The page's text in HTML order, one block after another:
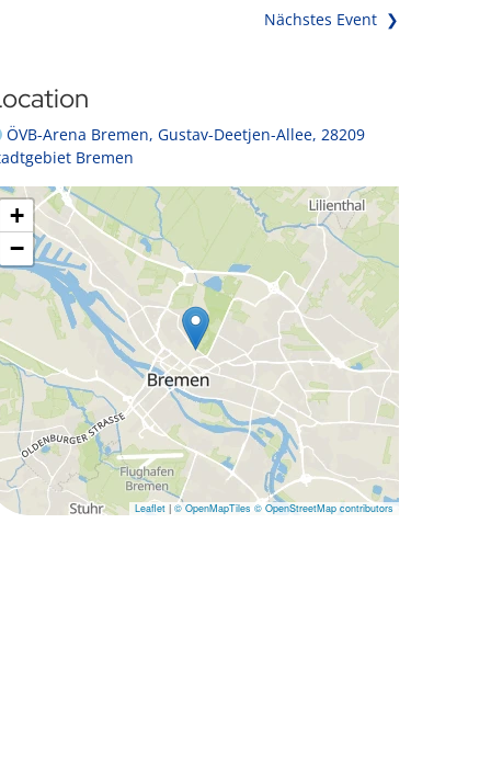
Nächstes Event ❯
ÖVB-Arena Bremen, Gustav-Deetjen-Allee, 28209
Bremen
+
−
Leaflet | © OpenMapTiles © OpenStreetMap contributors